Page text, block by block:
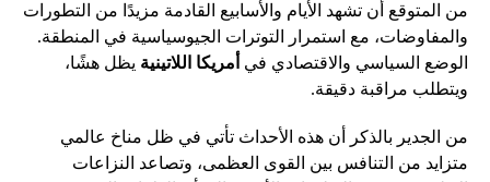
من المتوقع أن تشهد الأيام والأسابيع القادمة مزيدًا من التطورات
والمفاوضات، مع استمرار التوترات الجيوسياسية في المنطقة.
الوضع السياسي والاقتصادي في أمريكا اللاتينية يظل هشًا،
ويتطلب مراقبة دقيقة.
من الجدير بالذكر أن هذه الأحداث تأتي في ظل مناخ عالمي
متزايد من التنافس بين القوى العظمى، وتصاعد النزاعات